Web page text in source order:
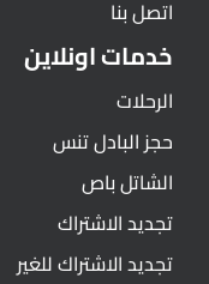
اتصل بنا
خدمات اونلاين
الرحلات
حجز البادل تنس
الشاتل باص
تجديد الاشتراك
تجديد الاشتراك للغير